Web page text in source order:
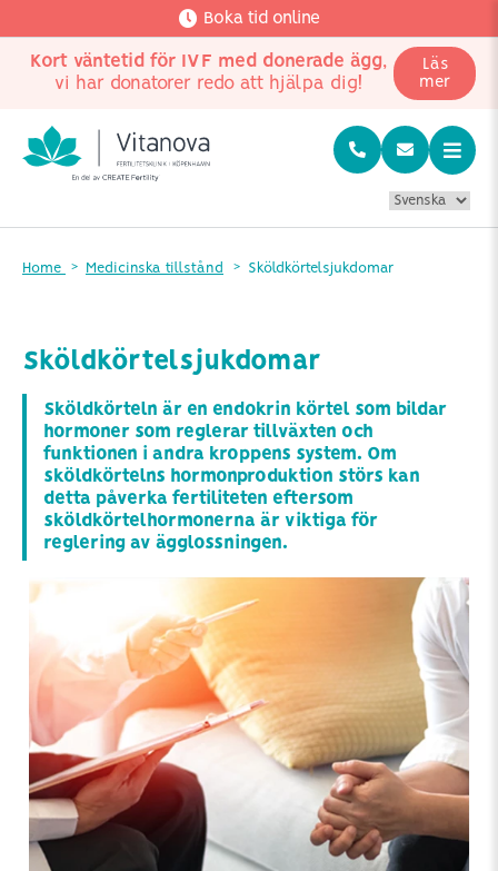
Boka tid online
Kort väntetid för IVF med donerade ägg,
vi har donatorer redo att hjälpa dig!
Läs
mer
Home Medicinska tillstånd Sköldkörtelsjukdomar
Sköldkörtelsjukdomar
Sköldkörteln är en endokrin körtel som bildar
hormoner som reglerar tillväxten och
funktionen i andra kroppens system. Om
sköldkörtelns hormonproduktion störs kan
detta påverka fertiliteten eftersom
sköldkörtelhormonerna är viktiga för
reglering av ägglossningen.